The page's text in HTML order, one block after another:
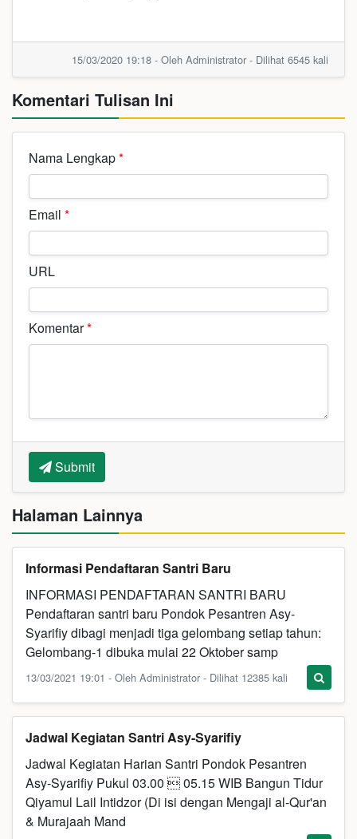
15/03/2020 19:18 - Oleh Administrator - Dilihat 6545 kali
Komentari Tulisan Ini
Nama Lengkap*
Email *
URL
Komentar*
Submit
Halaman Lainnya
Informasi Pendaftaran Santri Baru
INFORMASI PENDAFTARAN SANTRI BARU
Pendaftaran santri baru Pondok Pesantren Asy-
Syarifiy dibagi menjadi tiga gelombang setiap tahun:
Gelombang-1 dibuka mulai 22 Oktober samp
13/03/2021 19:01 - Oleh Administrator - Dilihat 12385 kali
Jadwal Kegiatan Santri Asy-Syarifiy
Jadwal Kegiatan Harian Santri Pondok Pesantren
Asy-Syarifiy Pukul 03.00  05.15 WIB Bangun Tidur
Qiyamul Lail Intidzor (Di isi dengan Mengaji al-Qur'an
& Murajaah Mand